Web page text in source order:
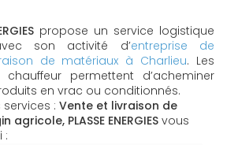
propose un service logistique
son activité d’entreprise de
de matériaux à Charlieu. Les
permettent d’acheminer
en vrac ou conditionnés.
services : Vente et livraison de
PLASSE ENERGIES vous
: